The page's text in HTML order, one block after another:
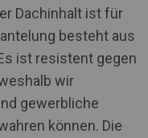
Dachinhalt ist für
besteht aus
ist resistent gegen
wir
gewerbliche
können. Die